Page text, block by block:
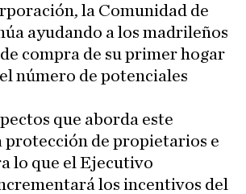
la Comunidad de
ayudando a los madrileños
compra de su primer hogar
número de potenciales
que aborda este
protección de propietarios e
lo que el Ejecutivo
los incentivos del